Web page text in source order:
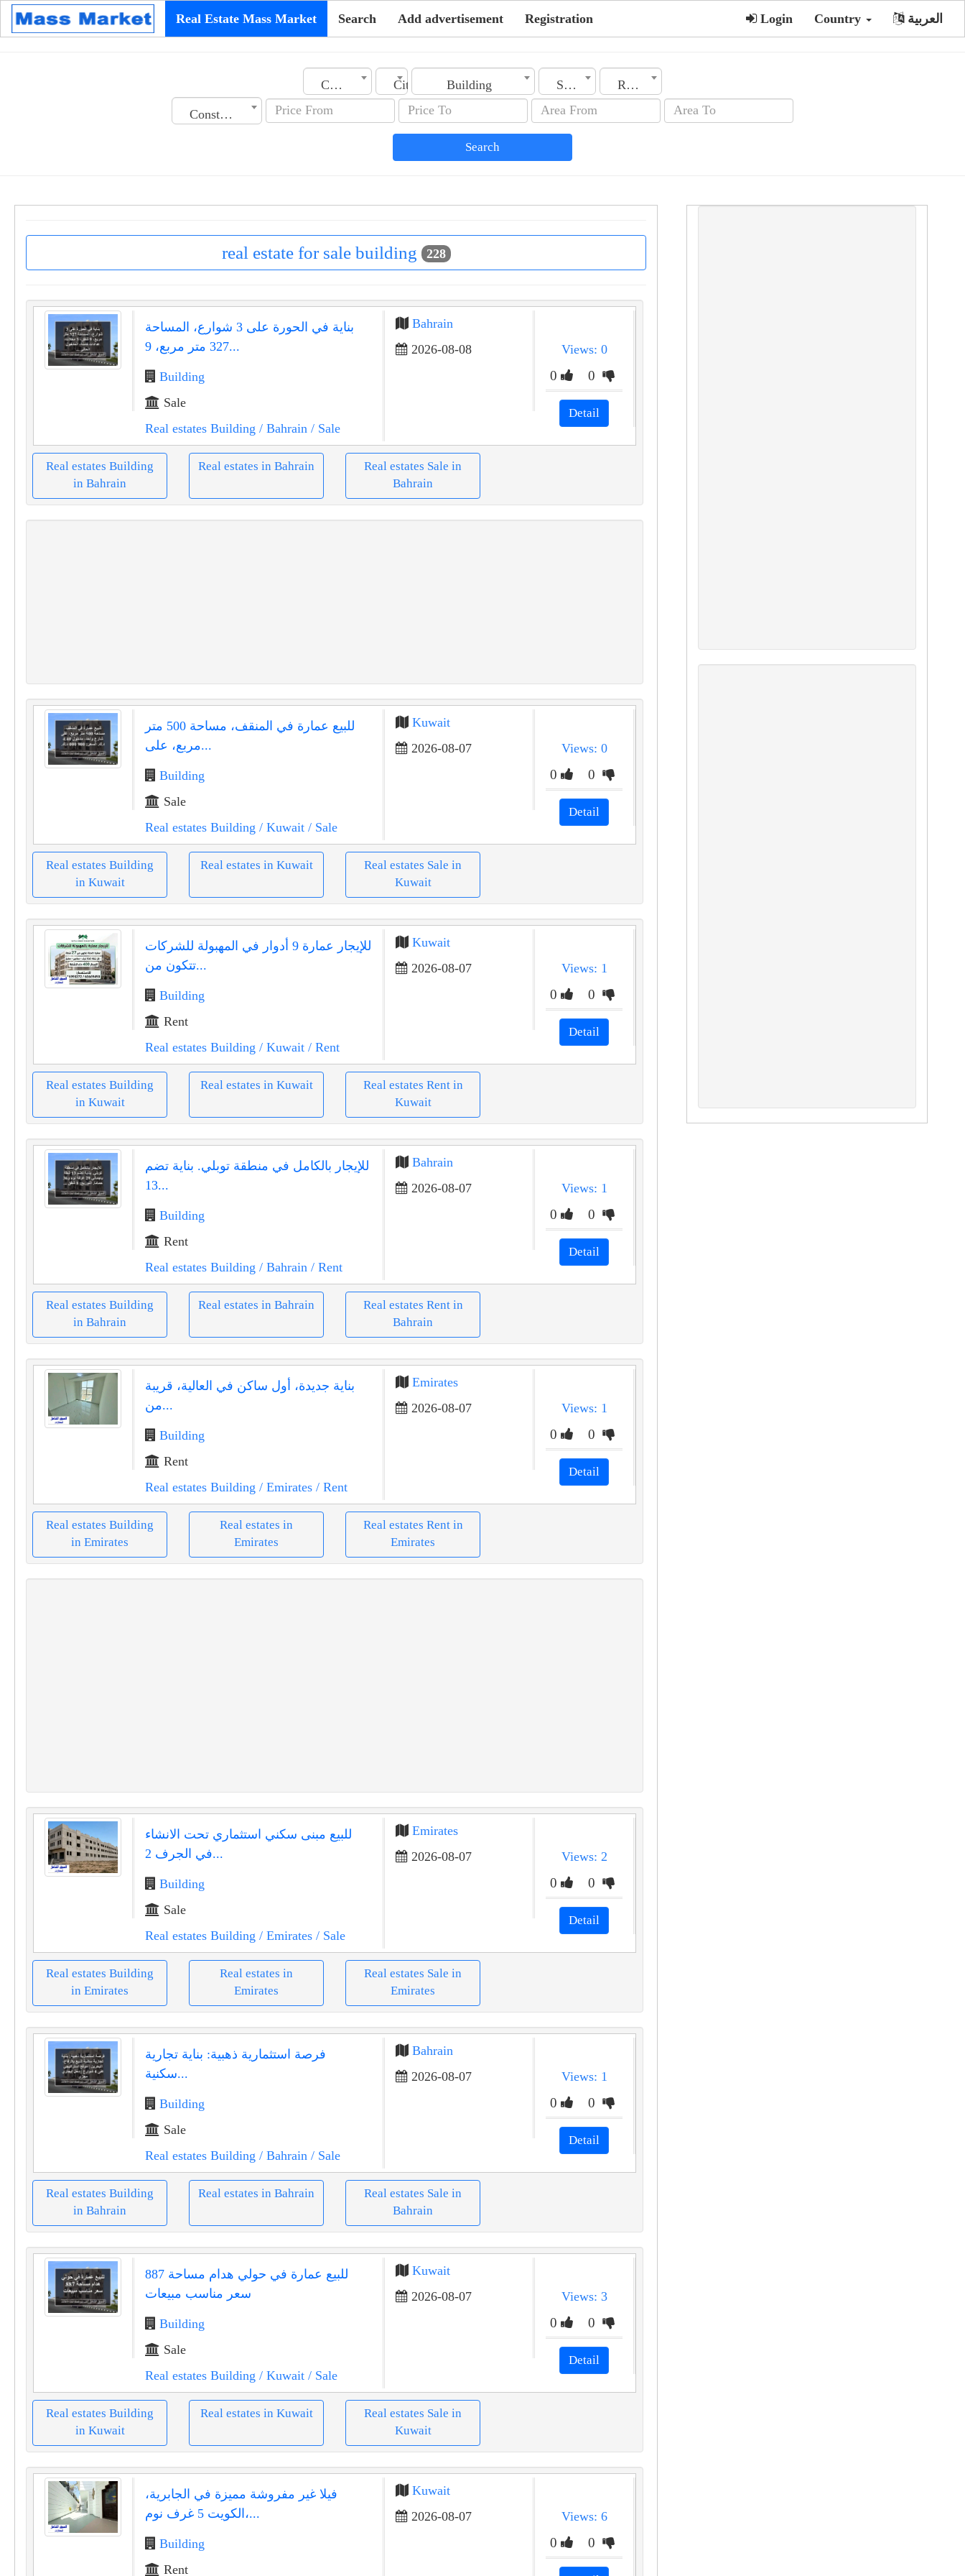
Real Estate Mass Market Search Add advertisement Registration Login Country العربية
Country City Building Section Rooms No.
Construction Date
Search
real estate for sale building 228
بناية في الحورة على 3 شوارع، المساحة
327 متر مربع، 9...
Building
Sale
Real estates Building / Bahrain / Sale
Bahrain
2026-08-08
Views: 0
0 0
Detail
Real estates Building
in Bahrain
Real estates in Bahrain
Real estates Sale in
Bahrain
للبيع عمارة في المنقف، مساحة 500 متر
مربع، على...
Building
Sale
Real estates Building / Kuwait/ Sale
Kuwait
2026-08-07
Views: 0
0 0
Detail
Real estates Building
in Kuwait
Real estates in Kuwait
Real estates Sale in
Kuwait
للإيجار عمارة 9 أدوار في المهبولة للشركات
تتكون من...
Building
Rent
Real estates Building / Kuwait/ Rent
Kuwait
2026-08-07
Views: 1
0 0
Detail
Real estates Building
in Kuwait
Real estates in Kuwait
Real estates Rent in
Kuwait
للإيجار بالكامل في منطقة توبلي. بناية تضم
13...
Building
Rent
Real estates Building / Bahrain / Rent
Bahrain
2026-08-07
Views: 1
0 0
Detail
Real estates Building
in Bahrain
Real estates in Bahrain
Real estates Rent in
Bahrain
بناية جديدة، أول ساكن في العالية، قريبة
من...
Building
Rent
Real estates Building / Emirates/ Rent
Emirates
2026-08-07
Views: 1
0 0
Detail
Real estates Building
in Emirates
Real estates in
Emirates
Real estates Rent in
Emirates
للبيع مبنى سكني استثماري تحت الانشاء
في الجرف 2...
Building
Sale
Real estates Building / Emirates/ Sale
Emirates
2026-08-07
Views: 2
0 0
Detail
Real estates Building
in Emirates
Real estates in
Emirates
Real estates Sale in
Emirates
فرصة استثمارية ذهبية: بناية تجارية
سكنية...
Building
Sale
Real estates Building / Bahrain / Sale
Bahrain
2026-08-07
Views: 1
0 0
Detail
Real estates Building
in Bahrain
Real estates in Bahrain
Real estates Sale in
Bahrain
للبيع عمارة في حولي هدام مساحة 887
سعر مناسب مبيعات
Building
Sale
Real estates Building / Kuwait/ Sale
Kuwait
2026-08-07
Views: 3
0 0
Detail
Real estates Building
in Kuwait
Real estates in Kuwait
Real estates Sale in
Kuwait
فيلا غير مفروشة مميزة في الجابرية،
الكويت 5 غرف نوم،...
Building
Rent
Kuwait
2026-08-07
Views: 6
0 0